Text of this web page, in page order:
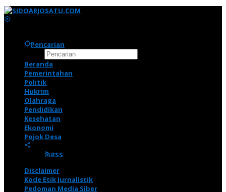
Pencarian
Beranda
Pemerintahan
Politik
Hukrim
Olahraga
Pendidikan
Kesehatan
Ekonomi
Pojok Desa
RSS
Disclaimer
Kode Etik Jurnalistik
Pedoman Media Siber